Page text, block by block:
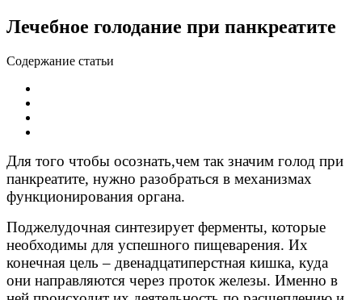
Лечебное голодание при панкреатите
Содержание статьи
Для того чтобы осознать,чем так значим голод при
панкреатите, нужно разобраться в механизмах
функционирования органа.
Поджелудочная синтезирует ферменты, которые
необходимы для успешного пищеварения. Их
конечная цель – двенадцатиперстная кишка, куда
они направляются через проток железы. Именно в